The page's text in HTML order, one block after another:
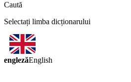
Caută
Selectați limba dicționarului
englezăEnglish